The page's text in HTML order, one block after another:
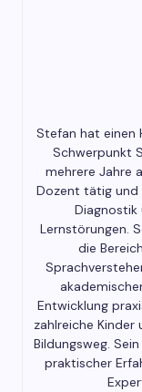
Stefan hat einen
Schwerpunkt
mehrere Jahre
Dozent tätig und
Diagnostik
Lernstörungen.
die
Entwicklung
zahlreiche Kinder
Bildungsweg.
praktischer